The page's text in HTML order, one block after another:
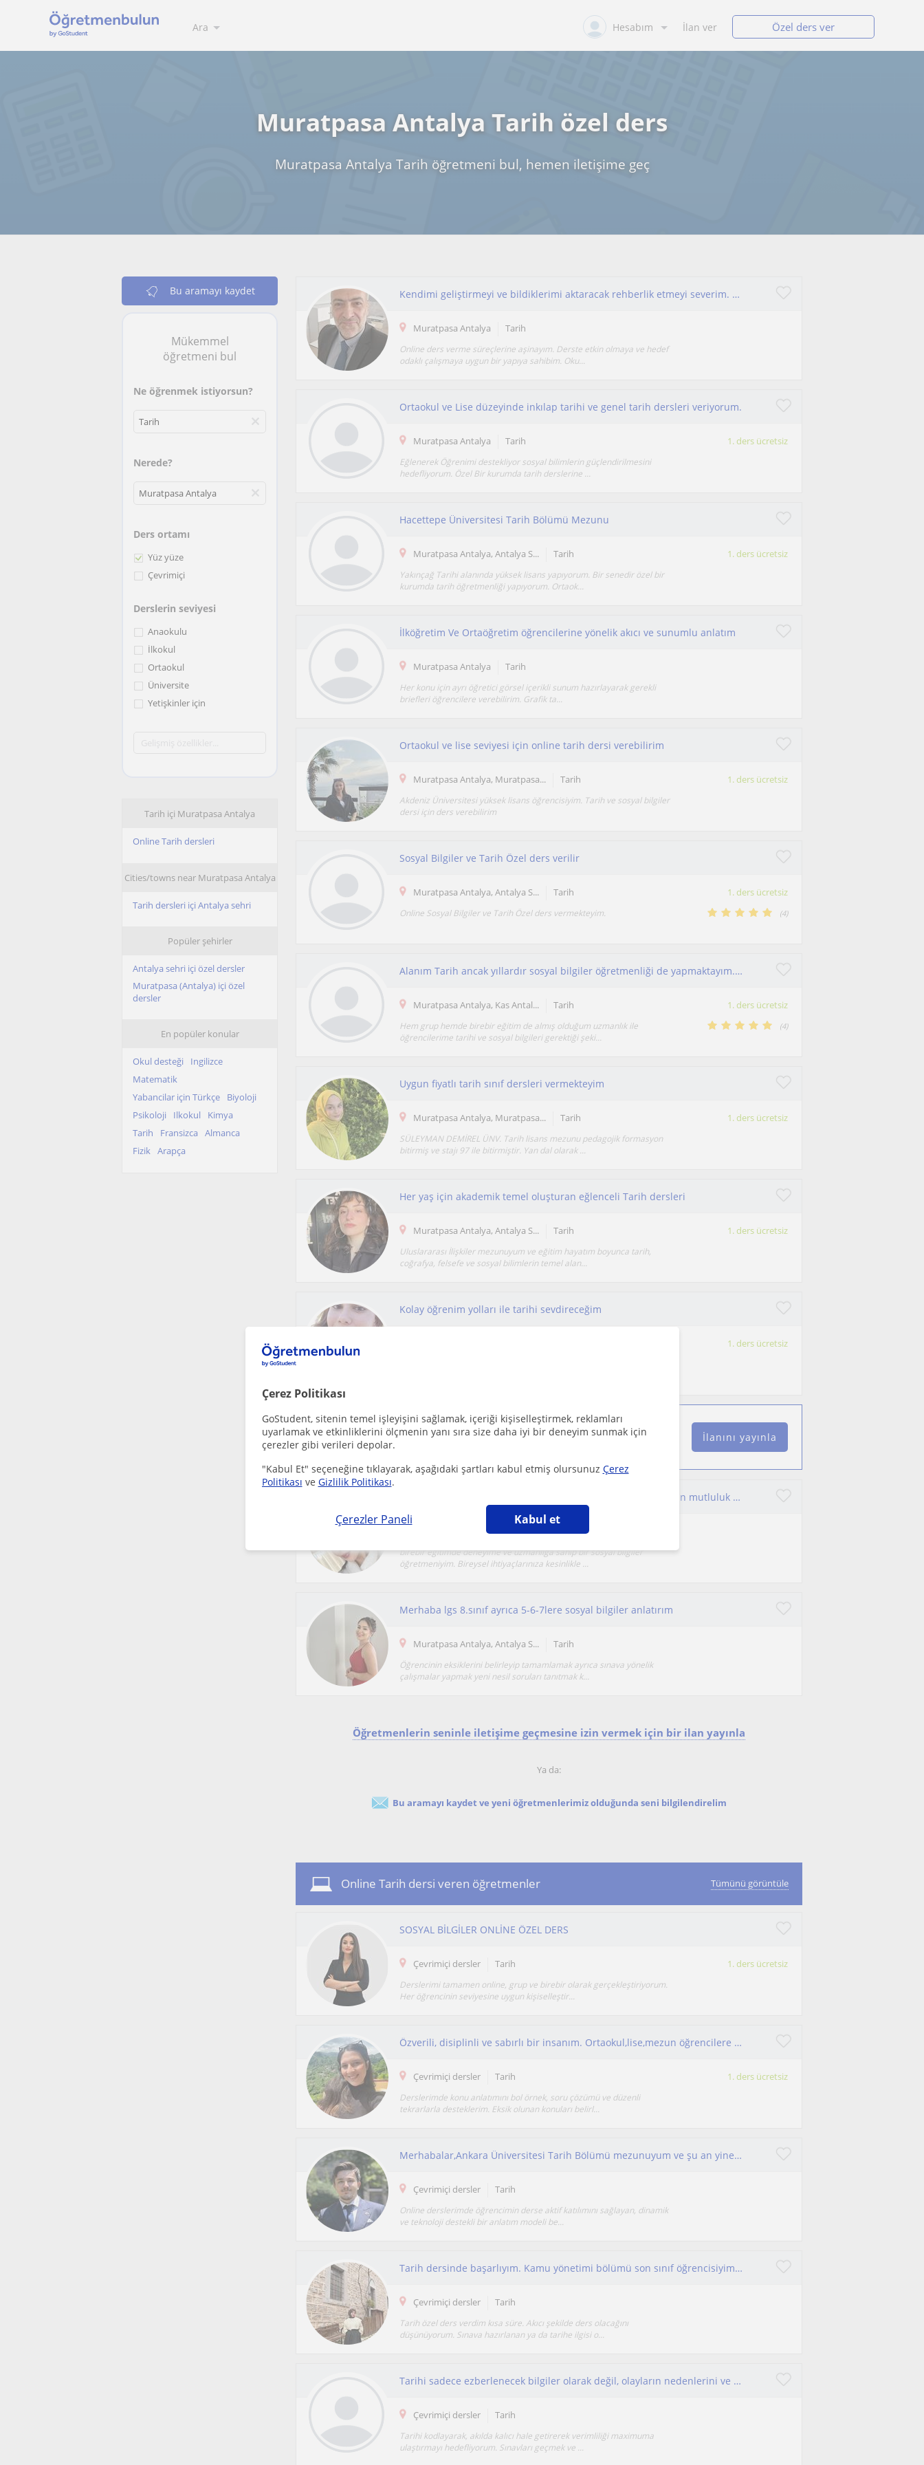
Çerez Politikası
GoStudent, sitenin temel işleyişini sağlamak, içeriği kişiselleştirmek, reklamları
uyarlamak ve etkinliklerini ölçmenin yanı sıra size daha iyi bir deneyim sunmak için
çerezler gibi verileri depolar.
"Kabul Et" seçeneğine tıklayarak, aşağıdaki şartları kabul etmiş olursunuz Çerez
Politikası ve Gizlilik Politikası.
Çerezler Paneli Kabul et
Ara Hesabım İlan ver Özel ders ver
Muratpasa Antalya Tarih özel ders
Muratpasa Antalya Tarih öğretmeni bul, hemen iletişime geç
Bu aramayı kaydet
Mükemmel
öğretmeni bul
Ne öğrenmek istiyorsun?
Nerede?
Ders ortamı
Yüz yüze
Çevrimiçi
Derslerin seviyesi
Anaokulu
İlkokul
Ortaokul
Üniversite
Yetişkinler için
Tarih içi Muratpasa Antalya
Online Tarih dersleri
Cities/towns near Muratpasa Antalya
Tarih dersleri içi Antalya sehri
Popüler şehirler
Antalya sehri içi özel dersler
Muratpasa (Antalya) içi özel
dersler
En popüler konular
Okul desteği
Ingilizce
Matematik
Yabancilar için Türkçe
Biyoloji
Psikoloji
Ilkokul
Kimya
Tarih
Fransizca
Almanca
Fizik Arapça
Kendimi geliştirmeyi ve bildiklerimi aktaracak rehberlik etmeyi severim. Tarih TYT AYT ve İnkılap Tarihi LGS uzamanlaştığım alanla
Muratpasa Antalya Tarih
Online ders verme süreçlerine aşinayım. Derste etkin olmaya ve hedef
odaklı çalışmaya uygun bir yapıya sahibim. Oku...
Ortaokul ve Lise düzeyinde inkılap tarihi ve genel tarih dersleri veriyorum.
Muratpasa Antalya Tarih 1. ders ücretsiz
Eğlenerek Öğrenimi destekliyor sosyal bilimlerin güçlendirilmesini
hedefliyorum. Özel Bir kurumda tarih derslerine ...
Hacettepe Üniversitesi Tarih Bölümü Mezunu
Muratpasa Antalya, Antalya S... Tarih 1. ders ücretsiz
Yakınçağ Tarihi alanında yüksek lisans yapıyorum. Bir senedir özel bir
kurumda tarih öğretmenliği yapıyorum. Ortaok...
İlköğretim Ve Ortaöğretim öğrencilerine yönelik akıcı ve sunumlu anlatım
Muratpasa Antalya Tarih
Her konu için ayrı öğretici görsel içerikli sunum hazırlayarak gerekli
briefleri öğrencilere verebilirim. Grafik ta...
Ortaokul ve lise seviyesi için online tarih dersi verebilirim
Muratpasa Antalya, Muratpasa... Tarih 1. ders ücretsiz
Akdeniz Üniversitesi yüksek lisans öğrencisiyim. Tarih ve sosyal bilgiler
dersi için ders verebilirim
Sosyal Bilgiler ve Tarih Özel ders verilir
Muratpasa Antalya, Antalya S... Tarih 1. ders ücretsiz
Online Sosyal Bilgiler ve Tarih Özel ders vermekteyim. (4)
Alanım Tarih ancak yıllardır sosyal bilgiler öğretmenliği de yapmaktayım. Bu nedenle hem ortaokul hem de liseye hitap etmekteyim.
Muratpasa Antalya, Kas Antal... Tarih 1. ders ücretsiz
Hem grup hemde birebir eğitim de almış olduğum uzmanlık ile
öğrencilerime tarihi ve sosyal bilgileri gerektiği şeki...
(4)
Uygun fiyatlı tarih sınıf dersleri vermekteyim
Muratpasa Antalya, Muratpasa... Tarih 1. ders ücretsiz
SÜLEYMAN DEMİREL ÜNV. Tarih lisans mezunu pedagojik formasyon
bitirmiş ve stajı 97 ile bitirmiştir. Yan dal olarak ...
Her yaş için akademik temel oluşturan eğlenceli Tarih dersleri
Muratpasa Antalya, Antalya S... Tarih 1. ders ücretsiz
Uluslararası İlişkiler mezunuyum ve eğitim hayatım boyunca tarih,
coğrafya, felsefe ve sosyal bilimlerin temel alan...
Kolay öğrenim yolları ile tarihi sevdireceğim
1. ders ücretsiz
Ücretsiz ilan ver
Ücretsiz bir ilan ver ve öğretmenlerin seninle iletişime geçmesini sağla
İlanını yayınla
yeni bir şeyler öğrenmek ister misiniz? Size yardımcı olmaktan mutluluk duyarım.
Muratpasa Antalya, Antalya S... Tarih
birebir eğitimde deneyime ve uzmanlığa sahip bir sosyal bilgiler
öğretmeniyim. Bireysel ihtiyaçlarınıza kesinlikle ...
Merhaba lgs 8.sınıf ayrıca 5-6-7lere sosyal bilgiler anlatırım
Muratpasa Antalya, Antalya S... Tarih
Öğrencinin eksiklerini belirleyip tamamlamak ayrıca sınava yönelik
çalışmalar yapmak yeni nesil soruları tanıtmak k...
Öğretmenlerin seninle iletişime geçmesine izin vermek için bir ilan yayınla
Ya da:
Bu aramayı kaydet ve yeni öğretmenlerimiz olduğunda seni bilgilendirelim
Online Tarih dersi veren öğretmenler Tümünü görüntüle
SOSYAL BİLGİLER ONLİNE ÖZEL DERS
Çevrimiçi dersler Tarih 1. ders ücretsiz
Derslerimi tamamen online, grup ve birebir olarak gerçekleştiriyorum.
Her öğrencinin seviyesine uygun kişiselleştir...
Özverili, disiplinli ve sabırlı bir insanım. Ortaokul,lise,mezun öğrencilere hitap ediyorum
Çevrimiçi dersler Tarih 1. ders ücretsiz
Derslerimde konu anlatımını bol örnek, soru çözümü ve düzenli
tekrarlarla desteklerim. Eksik olunan konuları belirl...
Merhabalar, ​Ankara Üniversitesi Tarih Bölümü mezunuyum ve şu an yine Ankara Üniversitesi Türk İnkılap Tarihi Enstitüsü’nde yüksek
Çevrimiçi dersler Tarih
​Online derslerimde öğrencimin derse aktif katılımını sağlayan, dinamik
ve teknoloji destekli bir anlatım modeli be...
Tarih dersinde başarlıyım. Kamu yönetimi bölümü son sınıf öğrencisiyim. Ortaokul ve lise düzeyindeki arkadaşlarla ilgileniyorum.
Çevrimiçi dersler Tarih
Tarih özel ders verdim kısa süre. Akıcı şekilde ders olacağını
düşünüyorum. Sınava hazırlanan ya da tarihe ilgisi o...
Tarihi sadece ezberlenecek bilgiler olarak değil, olayların nedenlerini ve sonuçlarını anlayarak öğrenmek istemez miyiz?
Çevrimiçi dersler Tarih
Tarihi kodlayarak, akılda kalıcı hale getirerek verimliliği maximuma
ulaştırmayı hedefliyorum. Sınavları geçmek ve ...